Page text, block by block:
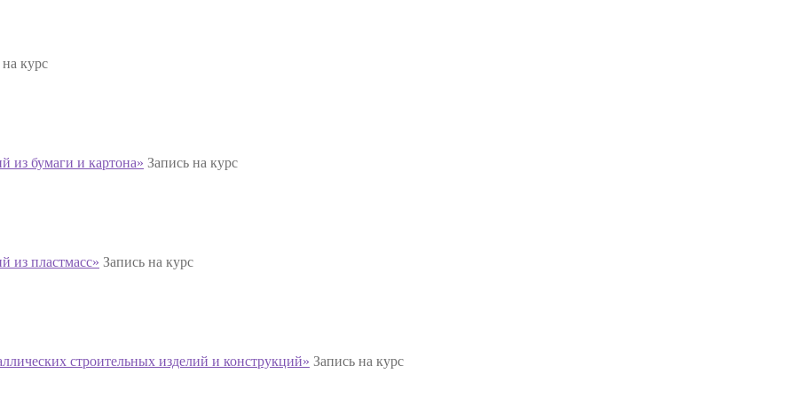
курс
из бумаги и картона» Запись на курс
из пластмасс» Запись на курс
строительных изделий и конструкций» Запись на курс